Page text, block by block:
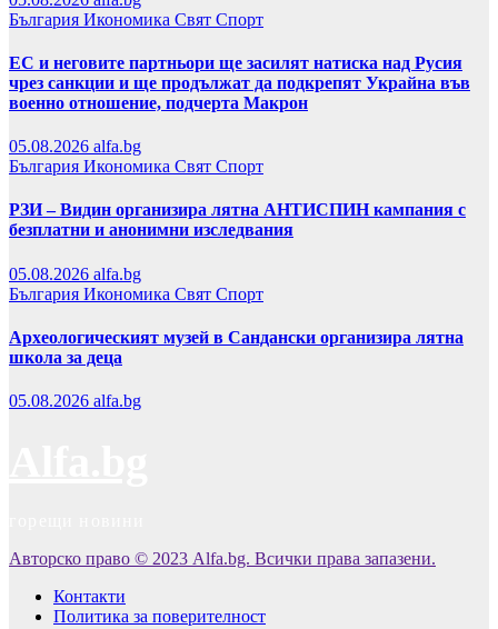
България Икономика Свят Спорт
ЕС и неговите партньори ще засилят натиска над Русия
чрез санкции и ще продължат да подкрепят Украйна във
военно отношение, подчерта Макрон
05.08.2026 alfa.bg
България Икономика Свят Спорт
РЗИ – Видин организира лятна АНТИСПИН кампания с
безплатни и анонимни изследвания
05.08.2026 alfa.bg
България Икономика Свят Спорт
Археологическият музей в Сандански организира лятна
школа за деца
05.08.2026 alfa.bg
Авторско право © 2023 Alfa.bg. Всички права запазени.
Контакти
Политика за поверителност